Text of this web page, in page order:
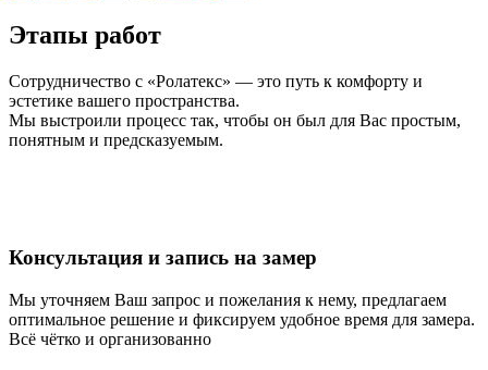
Этапы работ
Сотрудничество с «Ролатекс» — это путь к комфорту и
эстетике вашего пространства.
Мы выстроили процесс так, чтобы он был для Вас простым,
понятным и предсказуемым.
Консультация и запись на замер
Мы уточняем Ваш запрос и пожелания к нему, предлагаем
оптимальное решение и фиксируем удобное время для замера.
Всё чётко и организованно